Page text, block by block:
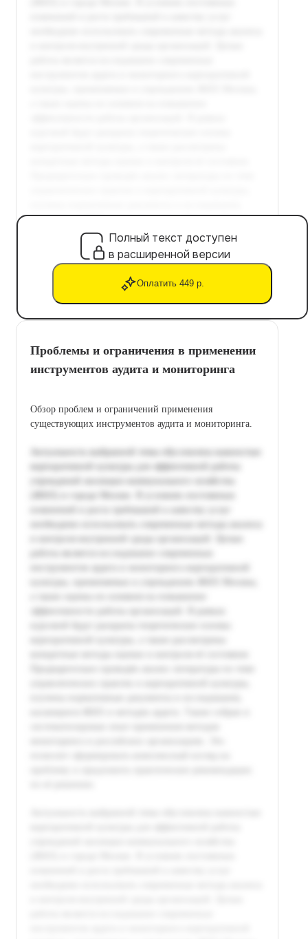
Полный текст доступен
в расширенной версии
Оплатить 449 р.
Проблемы и ограничения в применении
инструментов аудита и мониторинга
Обзор проблем и ограничений применения
существующих инструментов аудита и мониторинга.